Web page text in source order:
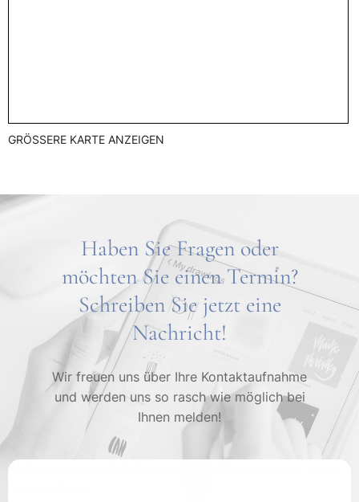
GRÖSSERE KARTE ANZEIGEN
Haben Sie Fragen oder
möchten Sie einen Termin?
Schreiben Sie jetzt eine
Nachricht!
Wir freuen uns über Ihre Kontaktaufnahme
und werden uns so rasch wie möglich bei
Ihnen melden!
Aufgrund Ihrer DSGVO Einstellungen wird dieser Inhalt